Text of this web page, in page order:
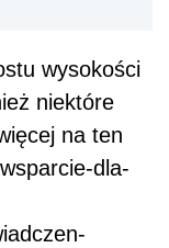
wysokości
niektóre
na ten
dla-